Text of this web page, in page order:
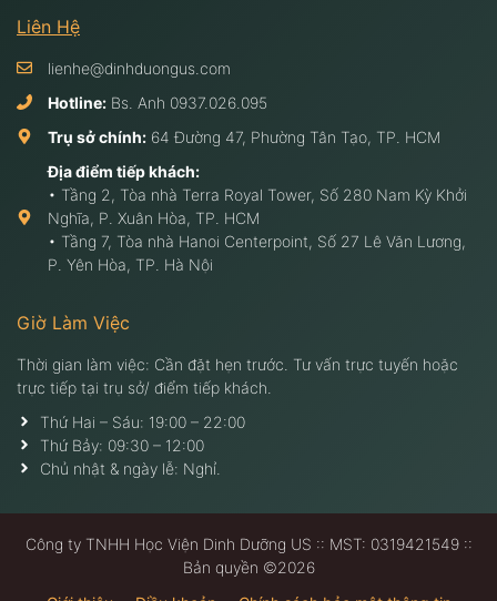
Liên Hệ
lienhe@dinhduongus.com
Hotline: Bs. Anh 0937.026.095
Trụ sở chính: 64 Đường 47, Phường Tân Tạo, TP. HCM
Địa điểm tiếp khách:
• Tầng 2, Tòa nhà Terra Royal Tower, Số 280 Nam Kỳ Khởi
Nghĩa, P. Xuân Hòa, TP. HCM
• Tầng 7, Tòa nhà Hanoi Centerpoint, Số 27 Lê Văn Lương,
P. Yên Hòa, TP. Hà Nội
Giờ Làm Việc
Thời gian làm việc: Cần đặt hẹn trước. Tư vấn trực tuyến hoặc
trực tiếp tại trụ sở/ điểm tiếp khách.
Thứ Hai – Sáu: 19:00 – 22:00
Thứ Bảy: 09:30 – 12:00
Chủ nhật & ngày lễ: Nghỉ.
Công ty TNHH Học Viện Dinh Dưỡng US :: MST: 0319421549 ::
Bản quyền ©2026